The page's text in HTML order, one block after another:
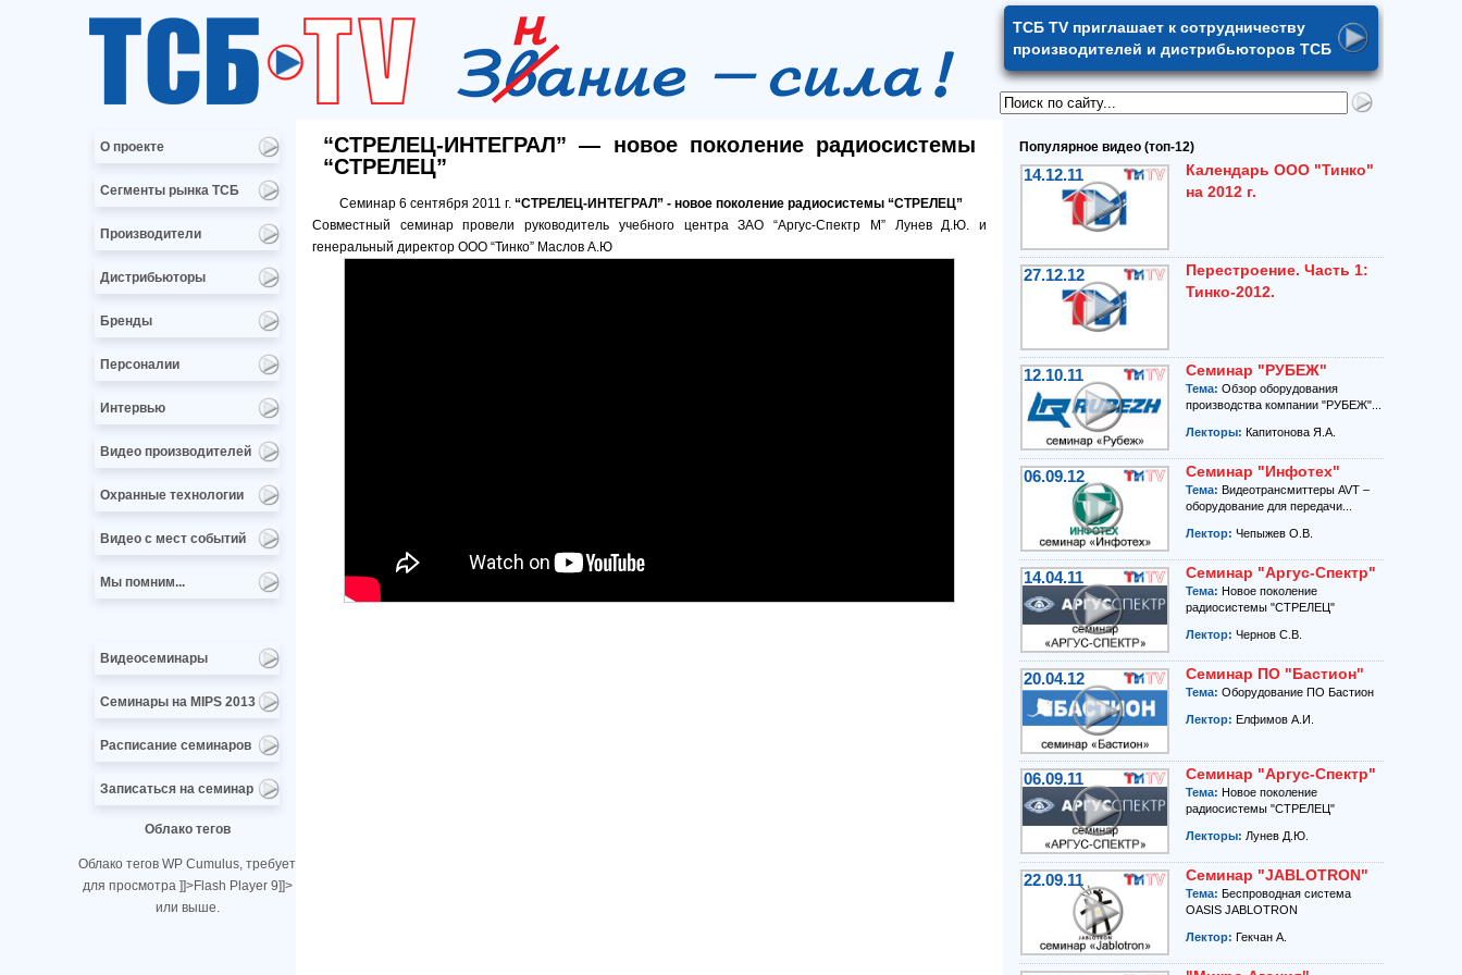
ТСБ TV приглашает к сотрудничеству
производителей и дистрибьюторов ТСБ
О проекте
Сегменты рынка ТСБ
Производители
Дистрибьюторы
Бренды
Персоналии
Интервью
Видео производителей
Охранные технологии
Видео с мест событий
Мы помним...
Видеосеминары
Семинары на MIPS 2013
Расписание семинаров
Записаться на семинар
Облако тегов
Облако тегов WP Cumulus, требует
для просмотра ]]>Flash Player 9]]>
или выше.
“СТРЕЛЕЦ-ИНТЕГРАЛ” — новое поколение радиосистемы
“СТРЕЛЕЦ”
Семинар 6 сентября 2011 г. “СТРЕЛЕЦ-ИНТЕГРАЛ” - новое поколение радиосистемы “СТРЕЛЕЦ”
Совместный семинар провели руководитель учебного центра ЗАО “Аргус-Спектр М” Лунев Д.Ю. и
генеральный директор ООО “Тинко” Маслов А.Ю
Популярное видео (топ-12)
14.12.11
Календарь ООО "Тинко"
на 2012 г.
27.12.12
Перестроение. Часть 1:
Тинко-2012.
12.10.11 Семинар "РУБЕЖ"
Тема: Обзор оборудования
производства компании "РУБЕЖ"...
Лекторы: Капитонова Я.А.
06.09.12 Семинар "Инфотех"
Тема: Видеотрансмиттеры AVT –
оборудование для передачи...
Лектор: Чепыжев О.В.
14.04.11 Семинар "Аргус-Спектр"
Тема: Новое поколение
радиосистемы "СТРЕЛЕЦ"
Лектор: Чернов С.В.
20.04.12 Семинар ПО "Бастион"
Тема: Оборудование ПО Бастион
Лектор: Елфимов А.И.
06.09.11 Семинар "Аргус-Спектр"
Тема: Новое поколение
радиосистемы "СТРЕЛЕЦ"
Лекторы: Лунев Д.Ю.
22.09.11 Семинар "JABLOTRON"
Тема: Беспроводная система
OASIS JABLOTRON
Лектор: Гекчан А.